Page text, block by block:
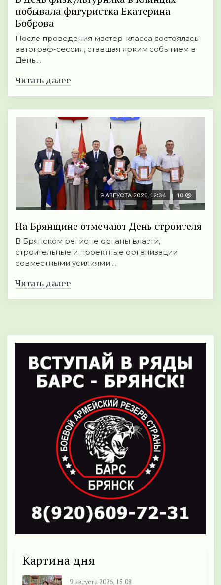
побывала фигуристка Екатерина
Боброва
После проведения мастер-класса состоялась
автограф-сессия, ставшая ярким событием в
День ...
Читать далее
9 АВГУСТА 2026, 12:34 10
На Брянщине отмечают День строителя
В Брянском регионе органы власти,
строительные и проектные организации
совместными усилиями ...
Читать далее
Картина дня
9 августа 2026, 15:08